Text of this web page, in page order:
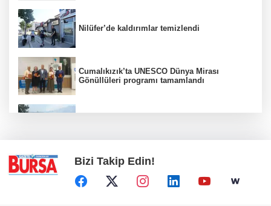
Nilüfer’de kaldırımlar temizlendi
Cumalıkızık’ta UNESCO Dünya Mirası
Gönüllüleri programı tamamlandı
Bizi Takip Edin!